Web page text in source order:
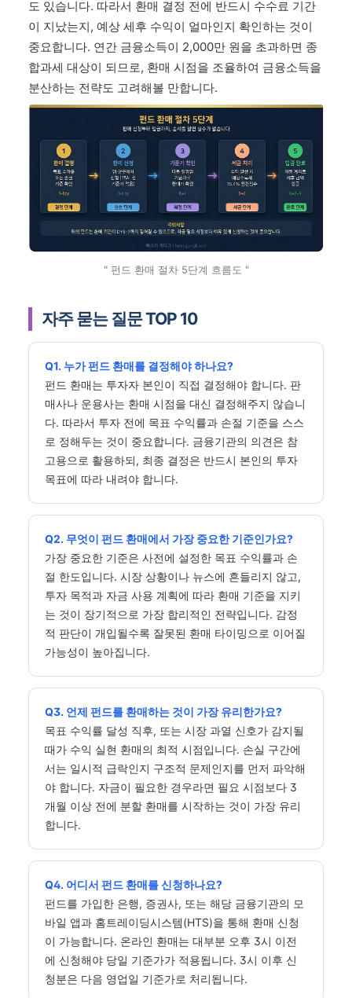
도 있습니다. 따라서 환매 결정 전에 반드시 수수료 기간
이 지났는지, 예상 세후 수익이 얼마인지 확인하는 것이
중요합니다. 연간 금융소득이 2,000만 원을 초과하면 종
합과세 대상이 되므로, 환매 시점을 조율하여 금융소득을
분산하는 전략도 고려해볼 만합니다.
" 펀드 환매 절차 5단계 흐름도 "
자주 묻는 질문 TOP 10
Q1. 누가 펀드 환매를 결정해야 하나요?
펀드 환매는 투자자 본인이 직접 결정해야 합니다. 판
매사나 운용사는 환매 시점을 대신 결정해주지 않습니
다. 따라서 투자 전에 목표 수익률과 손절 기준을 스스
로 정해두는 것이 중요합니다. 금융기관의 의견은 참
고용으로 활용하되, 최종 결정은 반드시 본인의 투자
목표에 따라 내려야 합니다.
Q2. 무엇이 펀드 환매에서 가장 중요한 기준인가요?
가장 중요한 기준은 사전에 설정한 목표 수익률과 손
절 한도입니다. 시장 상황이나 뉴스에 흔들리지 않고,
투자 목적과 자금 사용 계획에 따라 환매 기준을 지키
는 것이 장기적으로 가장 합리적인 전략입니다. 감정
적 판단이 개입될수록 잘못된 환매 타이밍으로 이어질
가능성이 높아집니다.
Q3. 언제 펀드를 환매하는 것이 가장 유리한가요?
목표 수익률 달성 직후, 또는 시장 과열 신호가 감지될
때가 수익 실현 환매의 최적 시점입니다. 손실 구간에
서는 일시적 급락인지 구조적 문제인지를 먼저 파악해
야 합니다. 자금이 필요한 경우라면 필요 시점보다 3
개월 이상 전에 분할 환매를 시작하는 것이 가장 유리
합니다.
Q4. 어디서 펀드 환매를 신청하나요?
펀드를 가입한 은행, 증권사, 또는 해당 금융기관의 모
바일 앱과 홈트레이딩시스템(HTS)을 통해 환매 신청
이 가능합니다. 온라인 환매는 대부분 오후 3시 이전
에 신청해야 당일 기준가가 적용됩니다. 3시 이후 신
청분은 다음 영업일 기준가로 처리됩니다.